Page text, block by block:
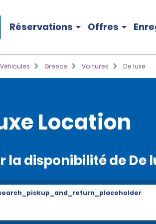
Réservations Offres
Véhicules Greece Voitures De luxe
Location
la disponibilité de De